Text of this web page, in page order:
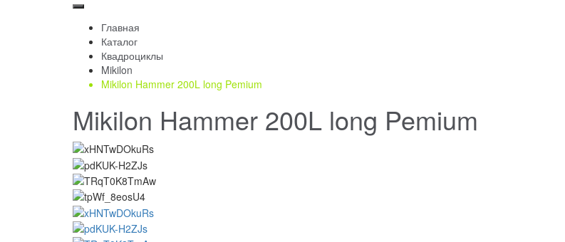
Главная
Каталог
Квадроциклы
Mikilon
Mikilon Hammer 200L long Pemium
Mikilon Hammer 200L long Pemium